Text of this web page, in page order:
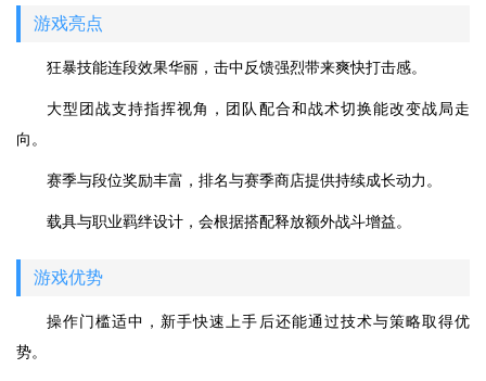
游戏亮点
狂暴技能连段效果华丽，击中反馈强烈带来爽快打击感。
大型团战支持指挥视角，团队配合和战术切换能改变战局走
向。
赛季与段位奖励丰富，排名与赛季商店提供持续成长动力。
载具与职业羁绊设计，会根据搭配释放额外战斗增益。
游戏优势
操作门槛适中，新手快速上手后还能通过技术与策略取得优
势。